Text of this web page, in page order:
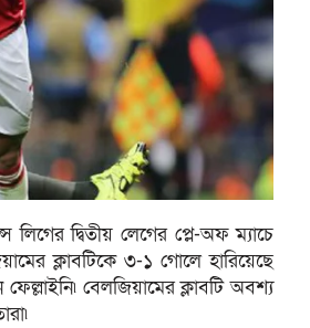
দ্বিতীয় লেগের প্লে-অফ ম্যাচে
ক্লাবটিকে ৩-১ গোলে হারিয়েছে
বেলজিয়ামের ক্লাবটি অবশ্য